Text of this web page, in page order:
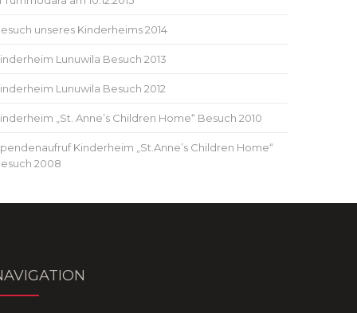
unseres Kinderheims 2014
Lunuwila Besuch 2013
Lunuwila Besuch 2012
„St. Anne’s Children Home“ Besuch 2010
Kinderheim „St.Anne’s Children Home“
2008